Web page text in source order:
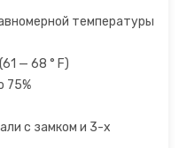
температуры
— 68 ° F)
75%
с замком и 3-х